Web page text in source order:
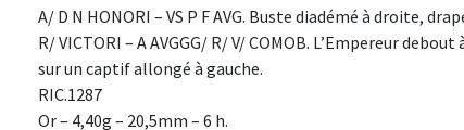
A/ D N HONORI – VS P F AVG. Buste diadémé à droite,
R/ VICTORI – A AVGGG/ R/ V/ COMOB. L’Empereur
sur un captif allongé à gauche.
RIC.1287
Or – 4,40g – 20,5mm – 6 h.